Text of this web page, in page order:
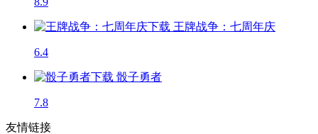
王牌战争：七周年庆
6.4
骰子勇者
7.8
友情链接